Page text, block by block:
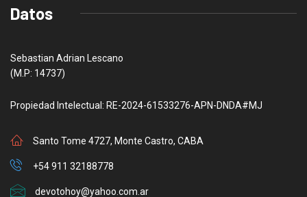
Datos
Sebastian Adrian Lescano
(M.P: 14737)
Propiedad Intelectual: RE-2024-61533276-APN-DNDA#MJ
Santo Tome 4727, Monte Castro, CABA
+54 911 32188778
devotohoy@yahoo.com.ar